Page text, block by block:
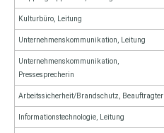
Kulturbüro, Leitung
Unternehmenskommunikation, Leitung
Unternehmenskommunikation,
Pressesprecherin
Arbeitssicherheit/Brandschutz, Beauftragter
Informationstechnologie, Leitung